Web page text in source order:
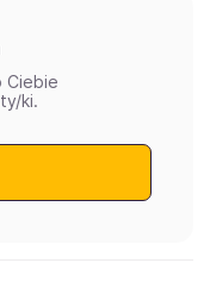
Ciebie
ki.